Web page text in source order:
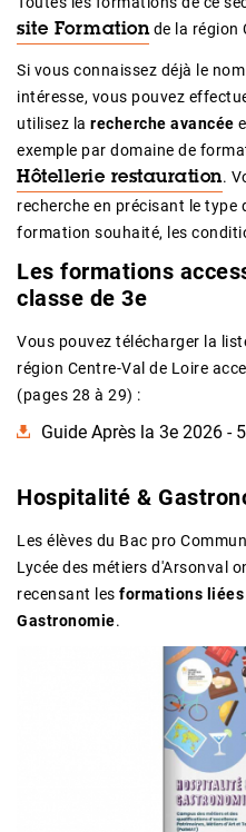
site Formationde la région
Si vous connaissez déjà le
intéresse, vous pouvez
utilisez la recherche avancée
exemple par domaine de
Hôtellerie restauration.
recherche en précisant le type
formation souhaité, les
Les formations
classe de 3e
Vous pouvez télécharger la
région Centre-Val de Loire
(pages 28 à 29) :
Guide Après la 3e 2026 -
Hospitalité &
Les élèves du Bac pro
Lycée des métiers d'Arsonval
recensant les formations
Gastronomie.